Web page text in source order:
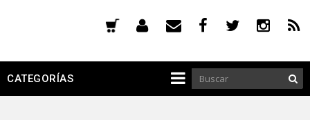
CATEGORÍAS